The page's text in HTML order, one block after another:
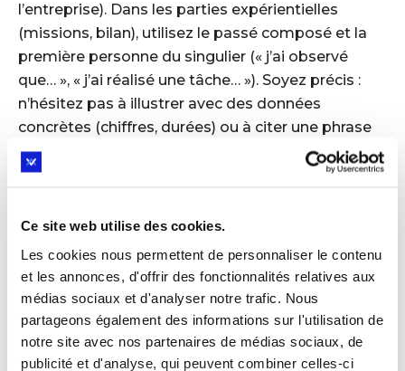
Ce site web utilise des cookies.
Les cookies nous permettent de personnaliser le contenu
et les annonces, d'offrir des fonctionnalités relatives aux
médias sociaux et d'analyser notre trafic. Nous
partageons également des informations sur l'utilisation de
notre site avec nos partenaires de médias sociaux, de
publicité et d'analyse, qui peuvent combiner celles-ci
l’entreprise). Dans les parties expérientielles
(missions, bilan), utilisez le passé composé et la
première personne du singulier (« j’ai observé
que… », « j’ai réalisé une tâche… »). Soyez précis :
n’hésitez pas à illustrer avec des données
concrètes (chiffres, durées) ou à citer une phrase
de votre maître de stage si elle enrichit votre récit.
Enfin, relisez-vous attentivement pour corriger
extérieure (parents, professeur, Proxxie Coach©)